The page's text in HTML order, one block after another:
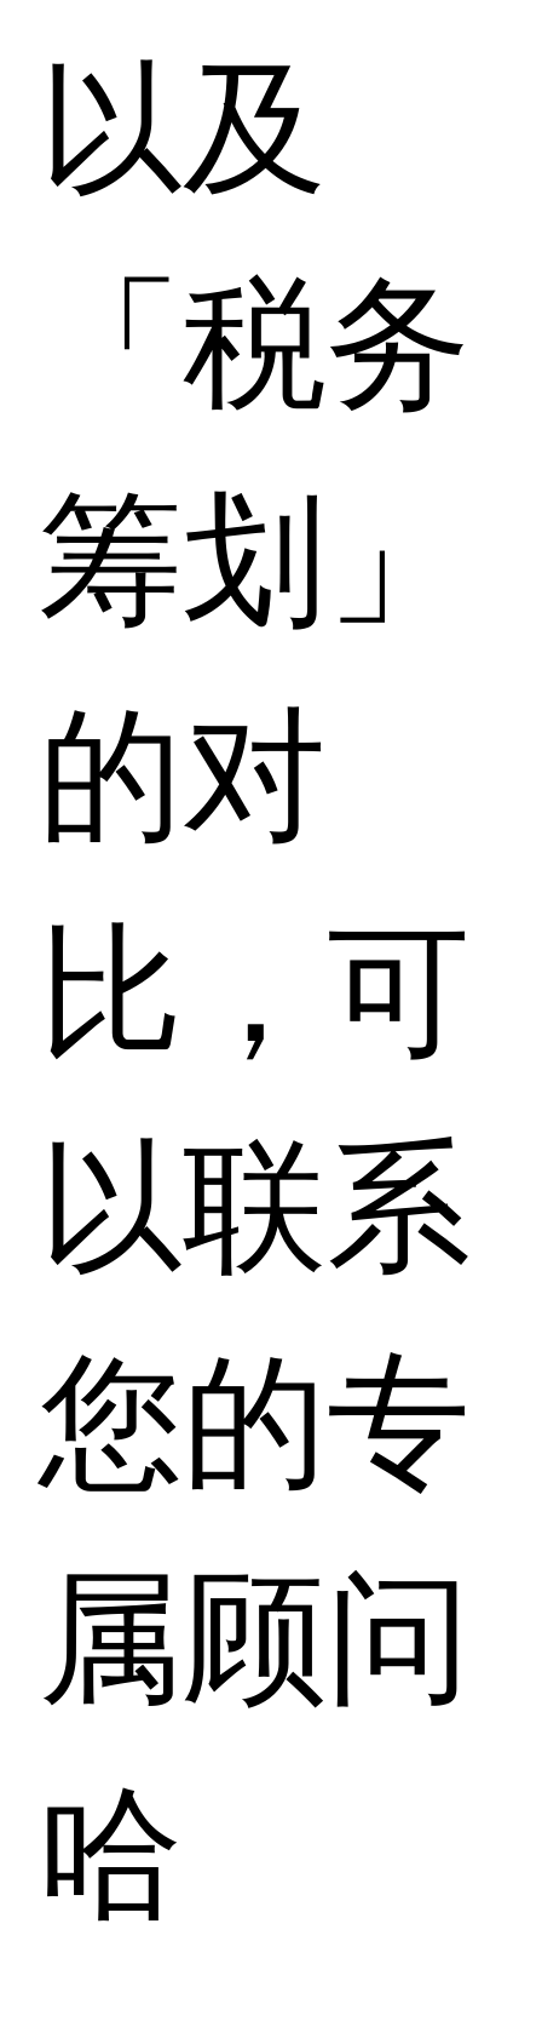
以及
「税务
筹划」
的对
比，可
以联系
您的专
属顾问
哈